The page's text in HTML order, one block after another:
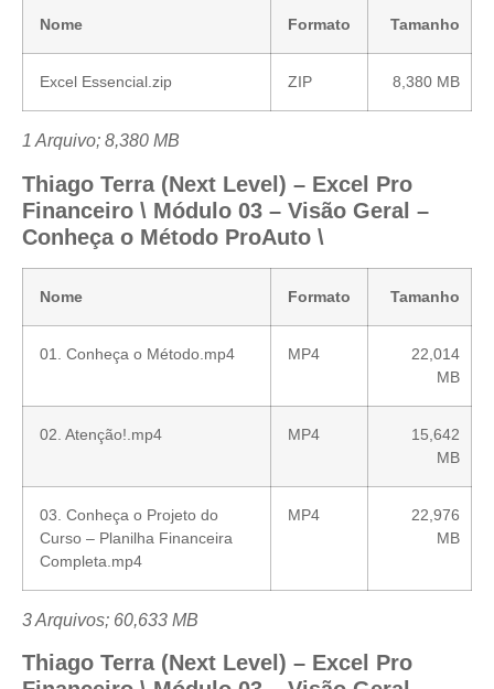
Nome Formato Tamanho
Excel Essencial.zip ZIP 8,380 MB
1 Arquivo; 8,380 MB
Thiago Terra (Next Level) – Excel Pro
Financeiro \ Módulo 03 – Visão Geral –
Conheça o Método ProAuto \
Nome Formato Tamanho
01. Conheça o Método.mp4 MP4
22,014
MB
02. Atenção!.mp4 MP4
15,642
MB
03. Conheça o Projeto do
Curso – Planilha Financeira
Completa.mp4
MP4
22,976
MB
3 Arquivos; 60,633 MB
Thiago Terra (Next Level) – Excel Pro